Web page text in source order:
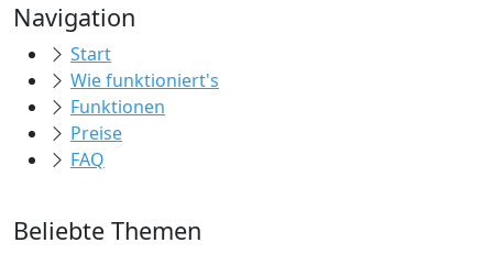
Navigation
Start
Wie funktioniert's
Funktionen
Preise
FAQ
Beliebte Themen